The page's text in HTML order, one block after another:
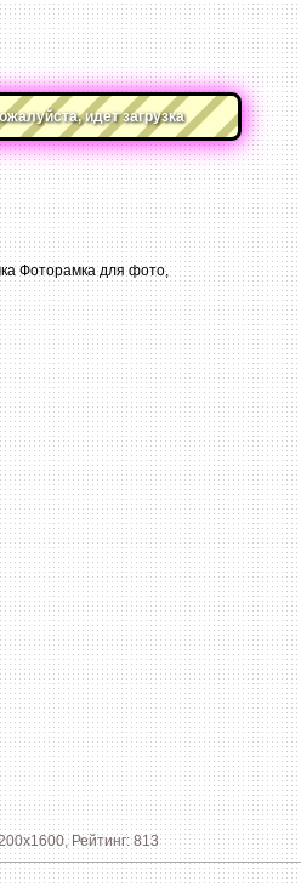
идет загрузка
Рейтинг: 813